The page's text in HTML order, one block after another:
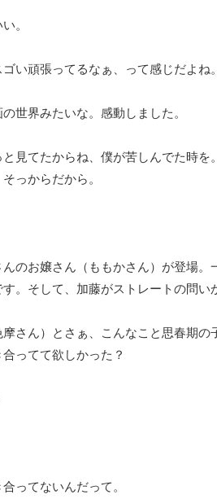
。
い頑張ってるなぁ、って感じだよね
世界みたいな。感動しました。
見てたからね、僕が苦しんでた時
っからだから。
のお嬢さん（ももかさん）が登場
。そして、加藤がストレートの問い
さん）とさぁ、こんなこと思春期
ってて欲しかった？
ってないんだって。